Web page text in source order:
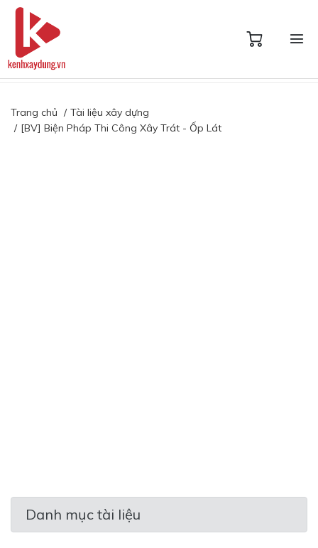
Trang chủ
Tài liệu xây dựng
[BV] Biện Pháp Thi Công Xây Trát - Ốp Lát
Danh mục tài liệu